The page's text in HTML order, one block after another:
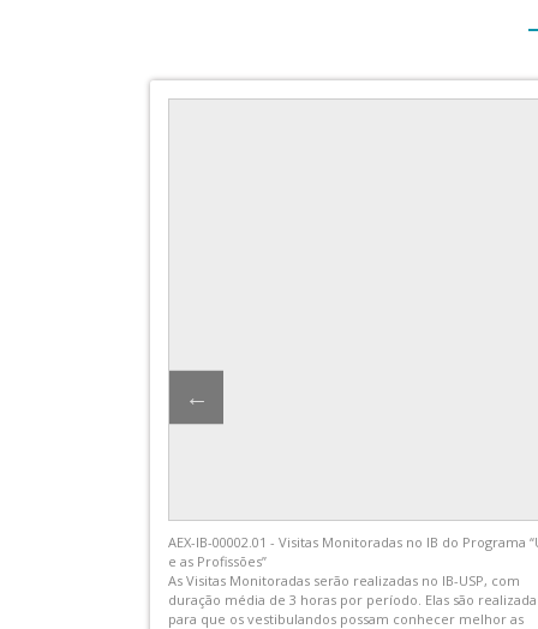
O Dep. de Zoologia do IB USP promove a segunda
seu Ciclo de Seminários, focando na exposição do
de novos docentes e jovens pesquisadores. Nesta
2026, teremos quatro palestras realizadas nas terceiras
terças-feiras de agosto,...